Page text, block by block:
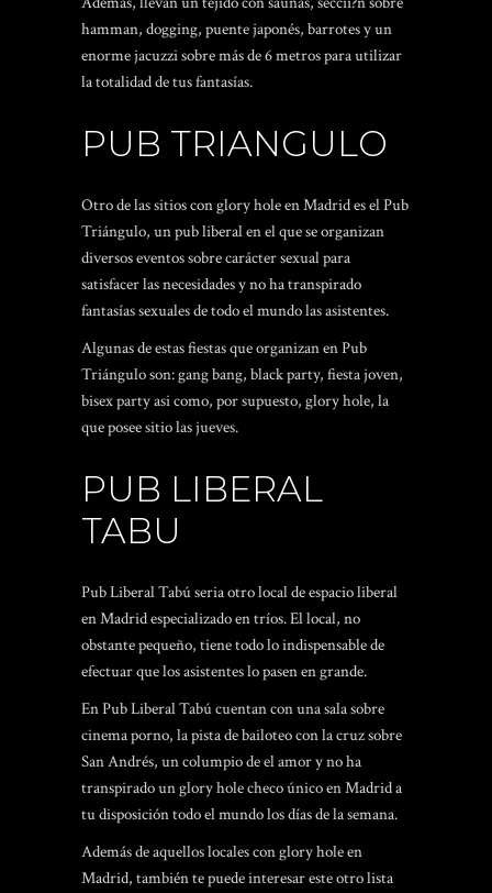
hamman, dogging, puente japonés, barrotes y un
enorme jacuzzi sobre más de 6 metros para utilizar
la totalidad de tus fantasías.
PUB TRIANGULO
Otro de las sitios con glory hole en Madrid es el Pub
Triángulo, un pub liberal en el que se organizan
diversos eventos sobre carácter sexual para
satisfacer las necesidades y no ha transpirado
fantasías sexuales de todo el mundo las asistentes.
Algunas de estas fiestas que organizan en Pub
Triángulo son: gang bang, black party, fiesta joven,
bisex party asi­ como, por supuesto, glory hole, la
que posee sitio las jueves.
PUB LIBERAL
TABU
Pub Liberal Tabú seri­a otro local de espacio liberal
en Madrid especializado en tríos. El local, no
obstante pequeño, tiene todo lo indispensable de
efectuar que los asistentes lo pasen en grande.
En Pub Liberal Tabú cuentan con una sala sobre
cinema porno, la pista de bailoteo con la cruz sobre
San Andrés, un columpio de el amor y no ha
transpirado un glory hole checo único en Madrid a
tu disposición todo el mundo los días de la semana.
Además de aquellos locales con glory hole en
Madrid, también te puede interesar este otro lista